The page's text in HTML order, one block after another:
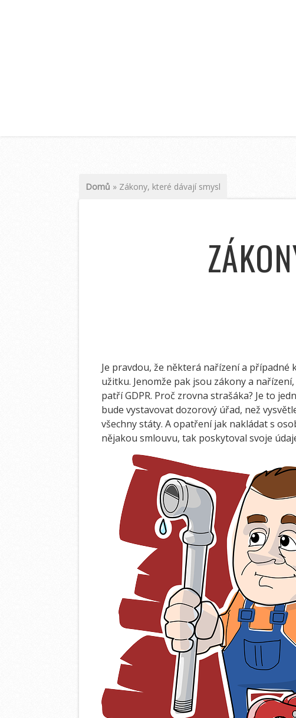
Domů » Zákony, které dávají smysl
Je pravdou, že některá nařízení a
užitku. Jenomže pak jsou zákony a
patří GDPR. Proč zrovna strašáka? Je to
bude vystavovat dozorový úřad, než
všechny státy. A opatření jak nakládat s
nějakou smlouvu, tak poskytoval svoje